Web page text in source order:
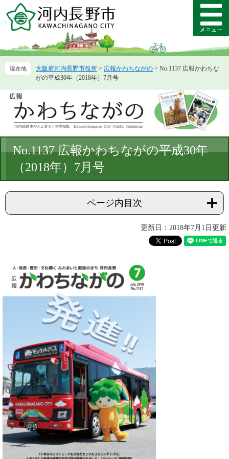
ー
先
ニ
を
て
メ
ニ
ー
大阪府河内長野市役所 > 広報かわちながの > No.1137 広報かわちな
がの平成30年（2018年）7月号
文
No.1137 広報かわちながの平成30年
（2018年）7月号
ページ内目次
更新日：2018年7月1日更新